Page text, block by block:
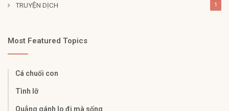
TRUYỆN DỊCH 1
Most Featured Topics
Cá chuối con
Tình lỡ
Quẳng gánh lo đi mà sống